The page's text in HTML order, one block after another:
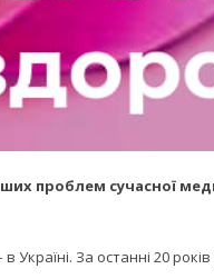
проблем сучасної
За останні 20